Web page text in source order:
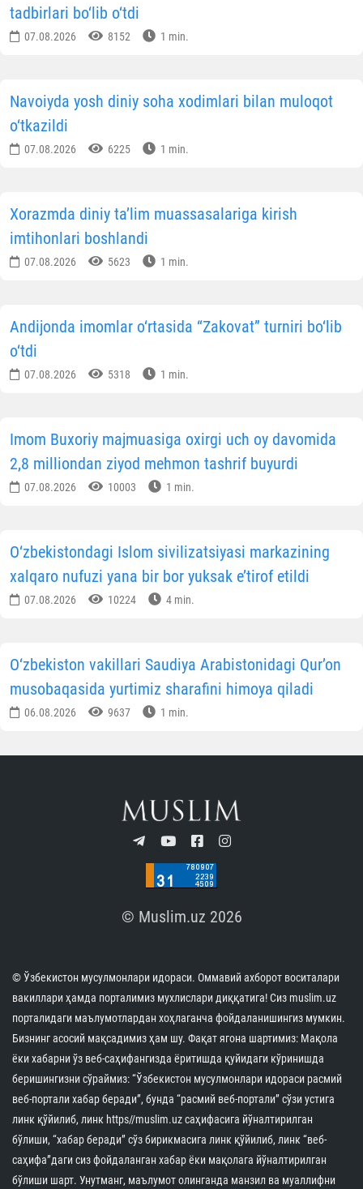
tadbirlari bo‘lib o‘tdi
07.08.2026 8152 1 min.
Navoiyda yosh diniy soha xodimlari bilan muloqot
o‘tkazildi
07.08.2026 6225 1 min.
Xorazmda diniy ta’lim muassasalariga kirish
imtihonlari boshlandi
07.08.2026 5623 1 min.
Andijonda imomlar o‘rtasida “Zakovat” turniri bo‘lib
o‘tdi
07.08.2026 5318 1 min.
Imom Buxoriy majmuasiga oxirgi uch oy davomida
2,8 milliondan ziyod mehmon tashrif buyurdi
07.08.2026 10003 1 min.
O‘zbekistondagi Islom sivilizatsiyasi markazining
xalqaro nufuzi yana bir bor yuksak e’tirof etildi
07.08.2026 10224 4 min.
O‘zbekiston vakillari Saudiya Arabistonidagi Qur’on
musobaqasida yurtimiz sharafini himoya qiladi
06.08.2026 9637 1 min.
© Muslim.uz 2026
© Ўзбекистон мусулмонлари идораси. Оммавий ахборот воситалари
вакиллари ҳамда порталимиз мухлислари диққатига! Сиз muslim.uz
порталидаги маълумотлардан хоҳлаганча фойдаланишингиз мумкин.
Бизнинг асосий мақсадимиз ҳам шу. Фақат ягона шартимиз: Мақола
ёки хабарни ўз веб-саҳифангизда ёритишда қуйидаги кўринишда
беришингизни сўраймиз: “Ўзбекистон мусулмонлари идораси расмий
веб-портали хабар беради”, бунда “расмий веб-портали” сўзи устига
линк қўйилиб, линк https//muslim.uz саҳифасига йўналтирилган
бўлиши, “хабар беради” сўз бирикмасига линк қўйилиб, линк “веб-
саҳифа”даги сиз фойдаланган хабар ёки мақолага йўналтирилган
бўлиши шарт. Унутманг, маълумот олинганда манзил ва муаллифни